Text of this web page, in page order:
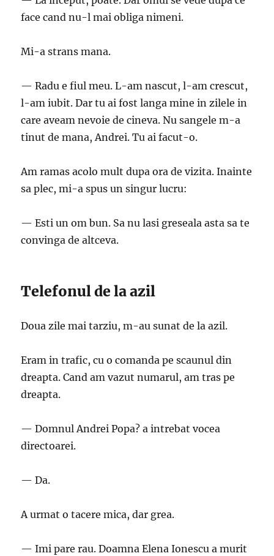
face cand nu-l mai obliga nimeni.
Mi-a strans mana.
— Radu e fiul meu. L-am nascut, l-am crescut,
l-am iubit. Dar tu ai fost langa mine in zilele in
care aveam nevoie de cineva. Nu sangele m-a
tinut de mana, Andrei. Tu ai facut-o.
Am ramas acolo mult dupa ora de vizita. Inainte
sa plec, mi-a spus un singur lucru:
— Esti un om bun. Sa nu lasi greseala asta sa te
convinga de altceva.
Telefonul de la azil
Doua zile mai tarziu, m-au sunat de la azil.
Eram in trafic, cu o comanda pe scaunul din
dreapta. Cand am vazut numarul, am tras pe
dreapta.
— Domnul Andrei Popa? a intrebat vocea
directoarei.
— Da.
A urmat o tacere mica, dar grea.
— Imi pare rau. Doamna Elena Ionescu a murit